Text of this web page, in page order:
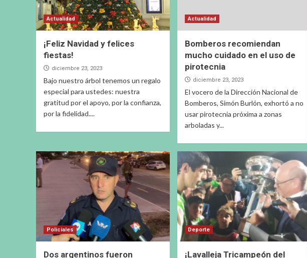
Actualidad
¡Feliz Navidad y felices
fiestas!
diciembre 23, 2023
Bajo nuestro árbol tenemos un regalo
especial para ustedes: nuestra
gratitud por el apoyo, por la confianza,
por la fidelidad....
Actualidad
Bomberos recomiendan
mucho cuidado en el uso de
pirotecnia
diciembre 23, 2023
El vocero de la Dirección Nacional de
Bomberos, Simón Burlón, exhortó a no
usar pirotecnia próxima a zonas
arboladas y...
Policiales
Dos argentinos fueron
Deporte
¡Lavalleja Tricampeón del